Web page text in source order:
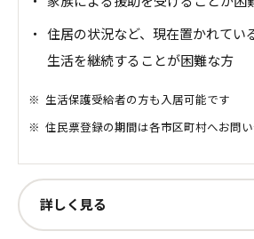
・ 住居の状況など、現在置かれてい
生活を継続することが困難な方
※ 生活保護受給者の方も入居可能です
※ 住民票登録の期間は各市区町村へお問
詳しく見る